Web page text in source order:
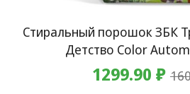
Стиральный порошок ЗБК
Детство Color
1299.90 ₽